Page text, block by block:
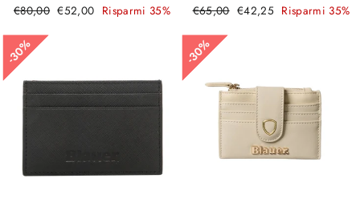
Prezzo
listino
€80,00 Prezzo
€52,00 Risparmi 35%
Prezzo
listino
€65,00 Prezzo
€42,25 Risparmi 35%
30%
30% 30%
30%